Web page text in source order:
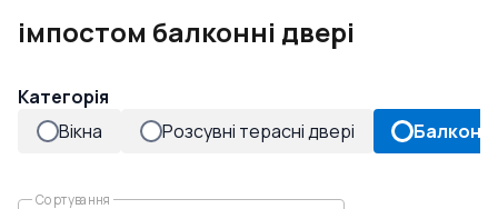
імпостом балконні двері
Категорія
Вікна
Розсувні терасні двері
Сортування